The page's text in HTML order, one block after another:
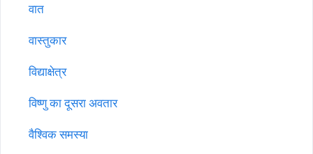
वात
वास्तुकार
विद्याक्षेत्र
विष्णु का दूसरा अवतार
वैश्विक समस्या